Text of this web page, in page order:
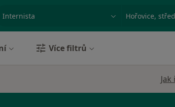
Město nebo
Více filtrů